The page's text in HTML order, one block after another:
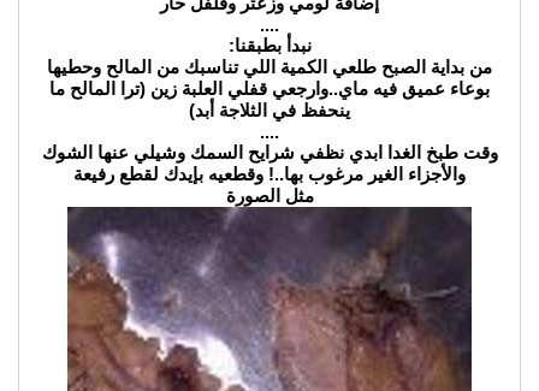
....
نبدأ بطبقنا:
من بداية الصبح طلعي الكمية اللي تناسبك من المالح وحطيها
بوعاء عميق فيه ماي..وارجعي قفلي العلبة زين (ترا المالح ما
ينحفظ في الثلاجة أبد)
....
وقت طبخ الغدا ابدي نظفي شرايح السمك وشيلي عنها الشوك
والأجزاء الغير مرغوب بها..! وقطعيه بإيدك لقطع رفيعة
مثل الصورة